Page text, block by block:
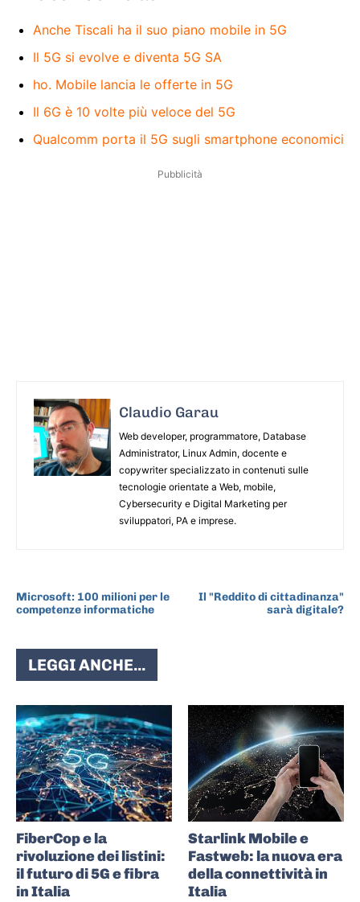
Anche Tiscali ha il suo piano mobile in 5G
Il 5G si evolve e diventa 5G SA
ho. Mobile lancia le offerte in 5G
Il 6G è 10 volte più veloce del 5G
Qualcomm porta il 5G sugli smartphone economici
Pubblicità
Claudio Garau
Web developer, programmatore, Database
Administrator, Linux Admin, docente e
copywriter specializzato in contenuti sulle
tecnologie orientate a Web, mobile,
Cybersecurity e Digital Marketing per
sviluppatori, PA e imprese.
Microsoft: 100 milioni per le
competenze informatiche
Il "Reddito di cittadinanza"
sarà digitale?
LEGGI ANCHE...
FiberCop e la
rivoluzione dei listini:
il futuro di 5G e fibra
in Italia
Starlink Mobile e
Fastweb: la nuova era
della connettività in
Italia